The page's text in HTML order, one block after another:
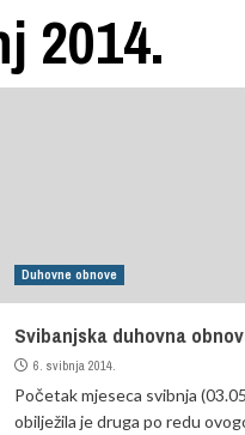
2014.
Duhovne obnove
Svibanjska duhovna
6. svibnja 2014.
Početak mjeseca svibnja
obilježila je druga po redu